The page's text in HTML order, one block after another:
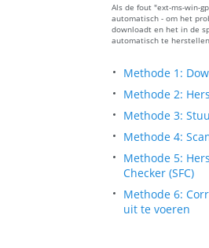
Als de fout "ext-ms-win-
automatisch - om het
downloadt en het in de
automatisch te
Methode 1:
Methode 2:
Methode 3:
Methode 4:
Methode 5:
Checker (SFC)
Methode 6:
uit te voeren